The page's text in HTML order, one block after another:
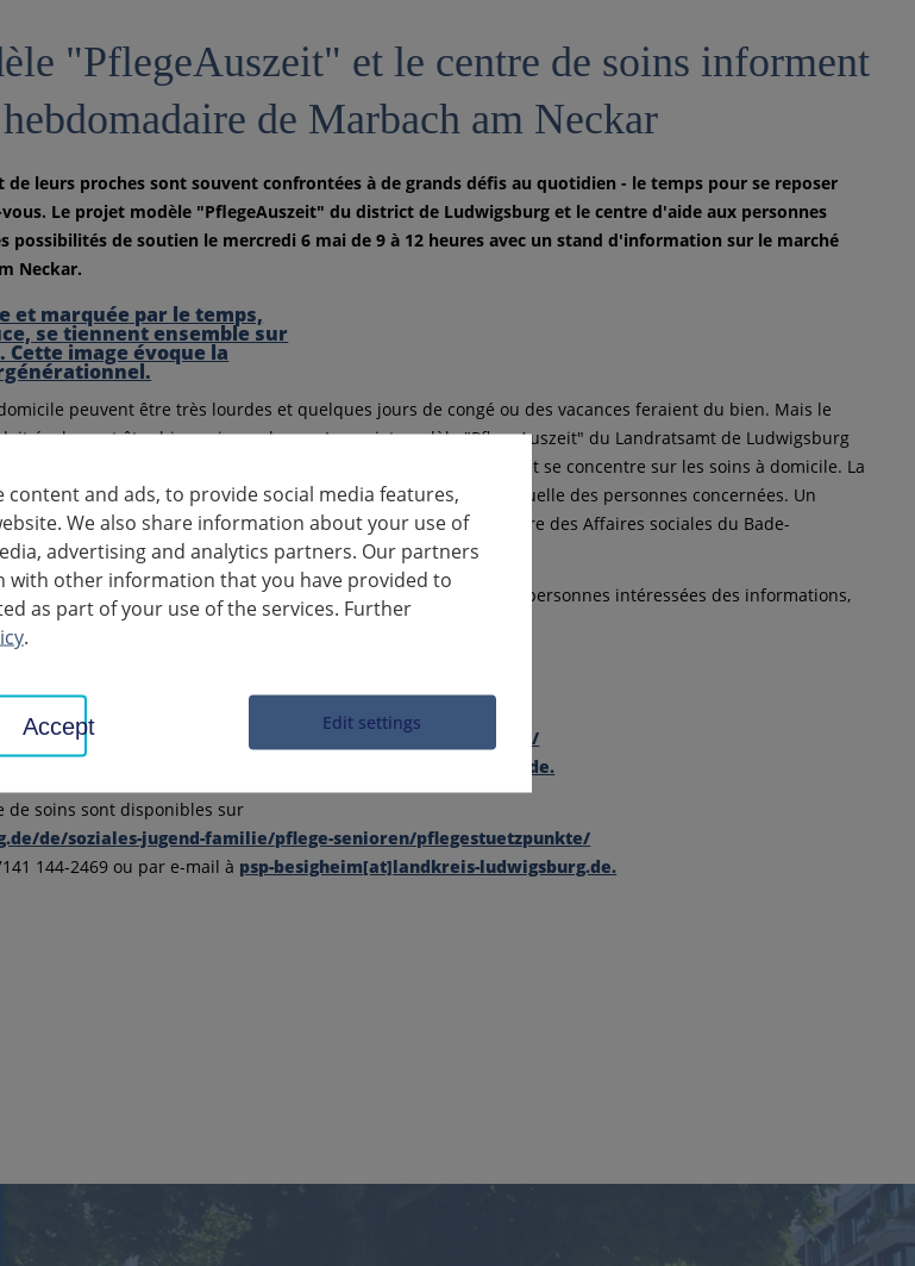
"PflegeAuszeit" et le centre de soins informent
de Marbach am Neckar
de leurs proches sont souvent confrontées à de grands défis au quotidien - le temps pour se reposer
Le projet modèle "PflegeAuszeit" du district de Ludwigsburg et le centre d'aide aux personnes
possibilités de soutien le mercredi 6 mai de 9 à 12 heures avec un stand d'information sur le marché
Neckar.
peuvent être très lourdes et quelques jours de congé ou des vacances feraient du bien. Mais le
également être bien pris en charge. Le projet modèle "PflegeAuszeit" du Landratsamt de Ludwigsburg
de leur responsabilité de soins pour se ressourcer. Le projet se concentre sur les soins à domicile. La
de remplaçants permet d'assurer la prise en charge individuelle des personnes concernées. Un
soins peut ainsi être évité. Le projet est soutenu par le ministère des Affaires sociales du Bade-
programme d'innovation.
aux proches, aux personnes ayant besoin de soins et aux personnes intéressées des informations,
les questions relatives aux soins et à l'approvisionnement.
de/soziales-jugend-familie/pflege-senioren/pflegeauszeit/
pflegeauszeit[at]landkreis-ludwigsburg.de.
de soins sont disponibles sur
de/soziales-jugend-familie/pflege-senioren/pflegestuetzpunkte/
144-2469 ou par e-mail à psp-besigheim[at]landkreis-ludwigsburg.de.
content and ads, to provide social media features,
We also share information about your use of
advertising and analytics partners. Our partners
with other information that you have provided to
as part of your use of the services. Further
.
Edit settings
Accept